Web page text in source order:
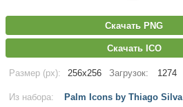
Скачать PNG
Скачать ICO
Размер (px): 256x256 Загрузок: 1274
Из набора: Palm Icons by Thiago Silva